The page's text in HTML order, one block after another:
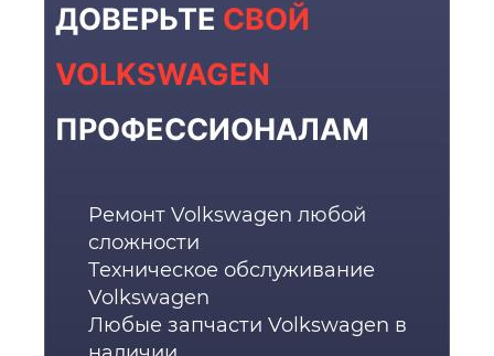
ДОВЕРЬТЕ СВОЙ
VOLKSWAGEN
ПРОФЕССИОНАЛАМ
Ремонт Volkswagen любой
сложности
Техническое обслуживание
Volkswagen
Любые запчасти Volkswagen в